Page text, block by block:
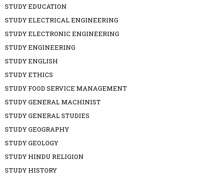
STUDY EDUCATION
STUDY ELECTRICAL ENGINEERING
STUDY ELECTRONIC ENGINEERING
STUDY ENGINEERING
STUDY ENGLISH
STUDY ETHICS
STUDY FOOD SERVICE MANAGEMENT
STUDY GENERAL MACHINIST
STUDY GENERAL STUDIES
STUDY GEOGRAPHY
STUDY GEOLOGY
STUDY HINDU RELIGION
STUDY HISTORY